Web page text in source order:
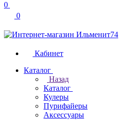
0
0
Кабинет
Каталог
Назад
Каталог
Кулеры
Пурифайеры
Аксессуары